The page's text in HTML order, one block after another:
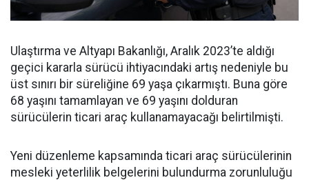
Ulaştırma ve Altyapı Bakanlığı, Aralık 2023’te aldığı
geçici kararla sürücü ihtiyacındaki artış nedeniyle bu
üst sınırı bir süreliğine 69 yaşa çıkarmıştı. Buna göre
68 yaşını tamamlayan ve 69 yaşını dolduran
sürücülerin ticari araç kullanamayacağı belirtilmişti.
Yeni düzenleme kapsamında ticari araç sürücülerinin
mesleki yeterlilik belgelerini bulundurma zorunluluğu